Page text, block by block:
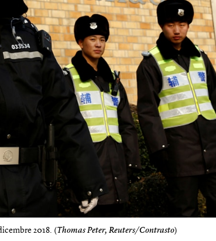
2018. (Thomas Peter, Reuters/Contrasto)